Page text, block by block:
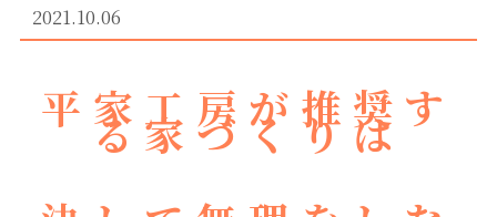
2021.10.06
平家工房が推奨す
る家づくりは